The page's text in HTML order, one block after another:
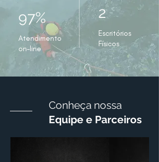
97%
Atendimento
on-line
2
Escritórios
Físicos
Conheça nossa
Equipe e Parceiros